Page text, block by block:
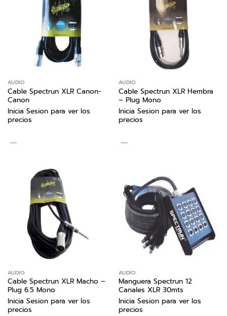
AUDIO
Cable Spectrun XLR Canon-
Canon
Inicia Sesion para ver los
precios
AUDIO
Cable Spectrun XLR Hembra
– Plug Mono
Inicia Sesion para ver los
precios
AUDIO
Cable Spectrun XLR Macho –
Plug 6.5 Mono
Inicia Sesion para ver los
precios
AUDIO
Manguera Spectrun 12
Canales XLR 30mts
Inicia Sesion para ver los
precios